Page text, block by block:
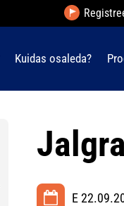
Kuidas osaleda?
E